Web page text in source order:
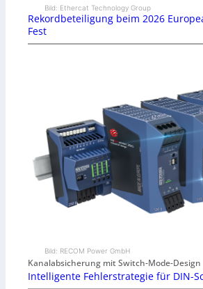
Bild: Ethercat Technology Group
Rekordbeteiligung beim 2026
Fest
Bild: RECOM Power GmbH
Kanalabsicherung mit Switch-Mode-Design
Intelligente Fehlerstrategie für DIN-